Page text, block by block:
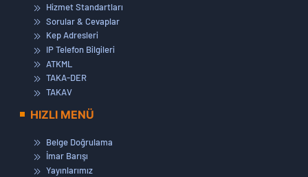
Hizmet Standartları
Sorular & Cevaplar
Kep Adresleri
IP Telefon Bilgileri
ATKML
TAKA-DER
TAKAV
HIZLI MENÜ
Belge Doğrulama
İmar Barışı
Yayınlarımız